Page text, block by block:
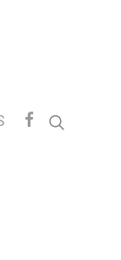
FACEBOOK